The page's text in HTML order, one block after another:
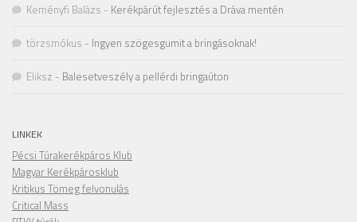
Keményfi Balázs - Kerékpárút fejlesztés a Dráva mentén
törzsmókus - Ingyen szögesgumit a bringásoknak!
Eliksz - Balesetveszély a pellérdi bringaúton
LINKEK
Pécsi Túrakerékpáros Klub
Magyar Kerékpárosklub
Kritikus Tömeg felvonulás
Critical Mass